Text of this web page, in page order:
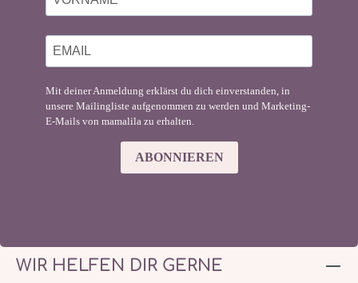
Mit deiner Anmeldung erklärst du dich einverstanden, in
unsere Mailingliste aufgenommen zu werden und Marketing-
E-Mails von mamalila zu erhalten.
ABONNIEREN
WIR HELFEN DIR GERNE